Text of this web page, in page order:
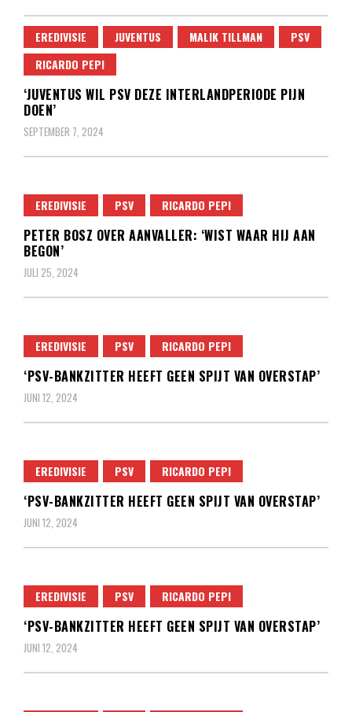
EREDIVISIE JUVENTUS MALIK TILLMAN
PSV
RICARDO PEPI
‘JUVENTUS WIL PSV DEZE INTERLANDPERIODE PIJN
DOEN’
SEPTEMBER 7, 2024
EREDIVISIE PSV RICARDO PEPI
PETER BOSZ OVER AANVALLER: ‘WIST WAAR HIJ AAN
BEGON’
JULI 25, 2024
EREDIVISIE PSV RICARDO PEPI
‘PSV-BANKZITTER HEEFT GEEN SPIJT VAN OVERSTAP’
JUNI 12, 2024
EREDIVISIE PSV RICARDO PEPI
‘PSV-BANKZITTER HEEFT GEEN SPIJT VAN OVERSTAP’
JUNI 12, 2024
EREDIVISIE PSV RICARDO PEPI
‘PSV-BANKZITTER HEEFT GEEN SPIJT VAN OVERSTAP’
JUNI 12, 2024